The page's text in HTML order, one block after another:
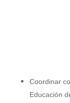
Coordinar
Educación